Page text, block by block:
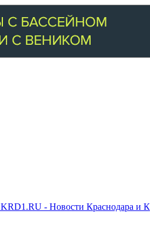
KRD1.RU - Новости Краснодара и